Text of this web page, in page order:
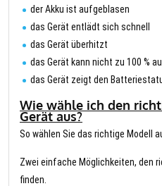
der Akku ist aufgeblasen
das Gerät entlädt sich schnell
das Gerät überhitzt
das Gerät kann nicht zu 100 %
das Gerät zeigt den
Wie wähle ich den
Gerät aus?
So wählen Sie das richtige Modell
Zwei einfache Möglichkeiten, den
finden.